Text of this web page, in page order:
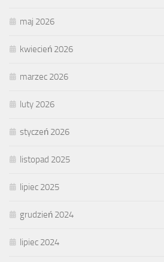
maj 2026
kwiecień 2026
marzec 2026
luty 2026
styczeń 2026
listopad 2025
lipiec 2025
grudzień 2024
lipiec 2024